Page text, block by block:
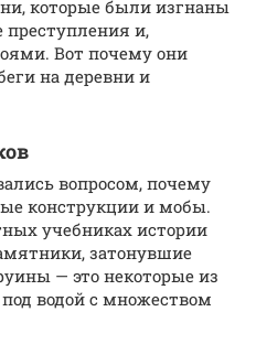
которые были изгнаны
преступления и,
Вот почему они
на деревни и
вопросом, почему
конструкции и мобы.
учебниках истории
затонувшие
— это некоторые из
водой с множеством